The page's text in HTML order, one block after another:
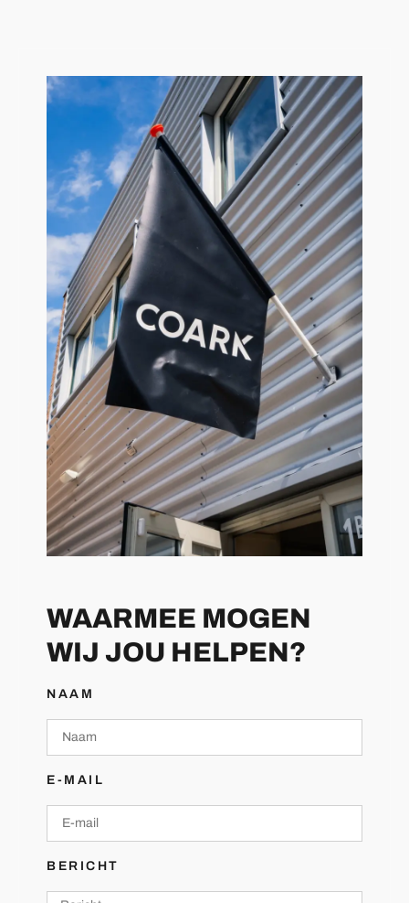
WAARMEE MOGEN
WIJ JOU HELPEN?
NAAM
E-MAIL
BERICHT